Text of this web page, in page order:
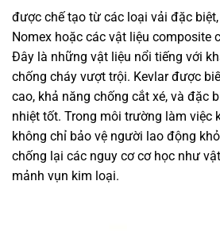
được chế tạo từ các loại vải đặc
Nomex hoặc các vật liệu composite
Đây là những vật liệu nổi tiếng với
chống cháy vượt trội. Kevlar được
cao, khả năng chống cắt xé, và đặc
nhiệt tốt. Trong môi trường làm việc
không chỉ bảo vệ người lao động
chống lại các nguy cơ cơ học như
mảnh vụn kim loại.